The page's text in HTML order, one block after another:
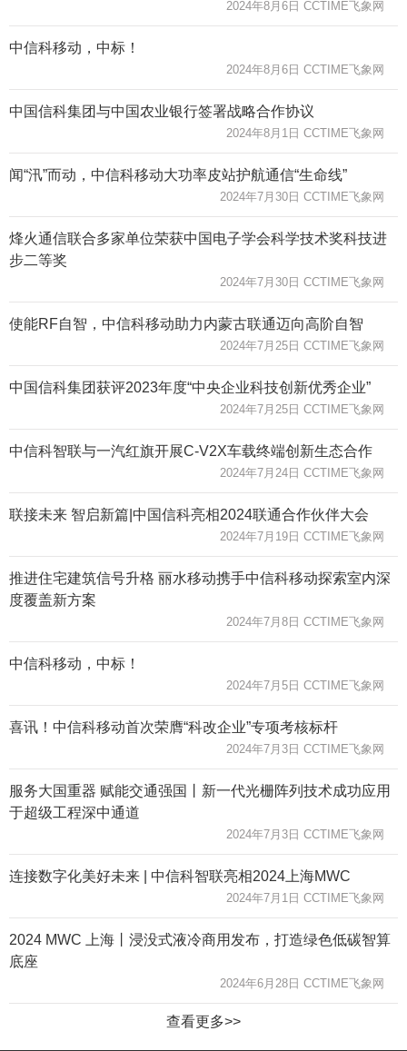
2024年8月6日 CCTIME飞象网
中信科移动，中标！
2024年8月6日 CCTIME飞象网
中国信科集团与中国农业银行签署战略合作协议
2024年8月1日 CCTIME飞象网
闻“汛”而动，中信科移动大功率皮站护航通信“生命线”
2024年7月30日 CCTIME飞象网
烽火通信联合多家单位荣获中国电子学会科学技术奖科技进
步二等奖
2024年7月30日 CCTIME飞象网
使能RF自智，中信科移动助力内蒙古联通迈向高阶自智
2024年7月25日 CCTIME飞象网
中国信科集团获评2023年度“中央企业科技创新优秀企业”
2024年7月25日 CCTIME飞象网
中信科智联与一汽红旗开展C-V2X车载终端创新生态合作
2024年7月24日 CCTIME飞象网
联接未来 智启新篇|中国信科亮相2024联通合作伙伴大会
2024年7月19日 CCTIME飞象网
推进住宅建筑信号升格 丽水移动携手中信科移动探索室内深
度覆盖新方案
2024年7月8日 CCTIME飞象网
中信科移动，中标！
2024年7月5日 CCTIME飞象网
喜讯！中信科移动首次荣膺“科改企业”专项考核标杆
2024年7月3日 CCTIME飞象网
服务大国重器 赋能交通强国丨新一代光栅阵列技术成功应用
于超级工程深中通道
2024年7月3日 CCTIME飞象网
连接数字化美好未来 | 中信科智联亮相2024上海MWC
2024年7月1日 CCTIME飞象网
2024 MWC 上海丨浸没式液冷商用发布，打造绿色低碳智算
底座
2024年6月28日 CCTIME飞象网
查看更多>>